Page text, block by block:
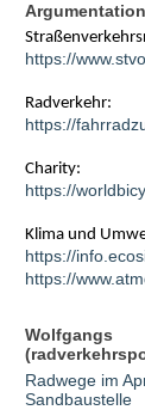
https://
Radverkehr:
https://
Charity:
https://
Klima und
https://
https://
Wolfgangs
Radwege im
Sandbaustelle